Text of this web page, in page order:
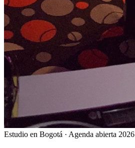
Estudio en Bogotá · Agenda abierta 2026